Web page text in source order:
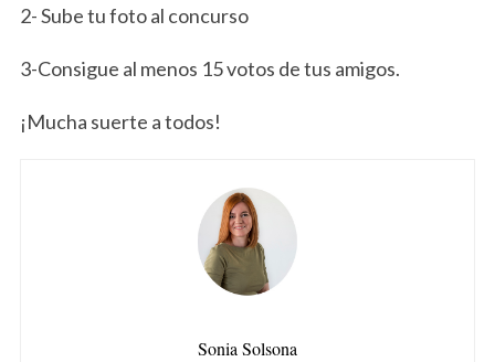
2- Sube tu foto al concurso
3-Consigue al menos 15 votos de tus amigos.
¡Mucha suerte a todos!
Sonia Solsona
e
r